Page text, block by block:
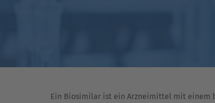
Ein Biosimilar ist ein Arzneimittel mit einem